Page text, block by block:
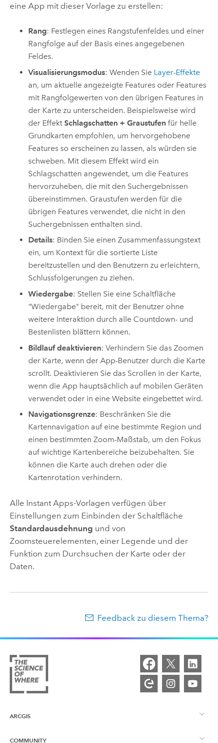
eine App mit dieser Vorlage zu erstellen:
Rang: Festlegen eines Rangstufenfeldes und einer
Rangfolge auf der Basis eines angegebenen
Feldes.
Visualisierungsmodus: Wenden Sie Layer-Effekte
an, um aktuelle angezeigte Features oder Features
mit Rangfolgewerten von den übrigen Features in
der Karte zu unterscheiden. Beispielsweise wird
der EffektSchlagschatten + Graustufen für helle
Grundkarten empfohlen, um hervorgehobene
Features so erscheinen zu lassen, als würden sie
schweben. Mit diesem Effekt wird ein
Schlagschatten angewendet, um die Features
hervorzuheben, die mit den Suchergebnissen
übereinstimmen. Graustufen werden für die
übrigen Features verwendet, die nicht in den
Suchergebnissen enthalten sind.
Details: Binden Sie einen Zusammenfassungstext
ein, um Kontext für die sortierte Liste
bereitzustellen und den Benutzern zu erleichtern,
Schlussfolgerungen zu ziehen.
Wiedergabe: Stellen Sie eine Schaltfläche
"Wiedergabe" bereit, mit der Benutzer ohne
weitere Interaktion durch alle Countdown- und
Bestenlisten blättern können.
Bildlauf deaktivieren: Verhindern Sie das Zoomen
der Karte, wenn der App-Benutzer durch die Karte
scrollt. Deaktivieren Sie das Scrollen in der Karte,
wenn die App hauptsächlich auf mobilen Geräten
verwendet oder in eine Website eingebettet wird.
Navigationsgrenze: Beschränken Sie die
Kartennavigation auf eine bestimmte Region und
einen bestimmten Zoom-Maßstab, um den Fokus
auf wichtige Kartenbereiche beizubehalten. Sie
können die Karte auch drehen oder die
Kartenrotation verhindern.
Alle Instant Apps-Vorlagen verfügen über
Einstellungen zum Einbinden der Schaltfläche
Standardausdehnung und von
Zoomsteuerelementen, einer Legende und der
Funktion zum Durchsuchen der Karte oder der
Daten.
Feedback zu diesem Thema?
ARCGIS
COMMUNITY